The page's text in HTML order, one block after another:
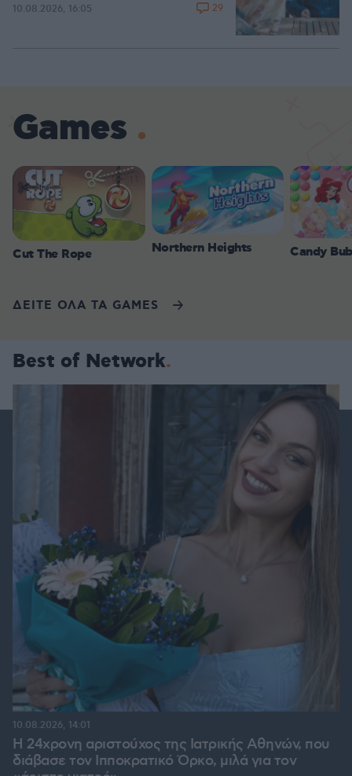
10.08.2026, 16:05 29
Games
Cut The Rope Northern Heights Candy
ΔΕΙΤΕ ΟΛΑ ΤΑ GAMES
Best of Network
Η 24χρονη αριστούχος της Ιατρικής Αθηνών, που
διάβασε τον Ιπποκρατικό Όρκο, μιλά για τον
10.08.2026, 14:01